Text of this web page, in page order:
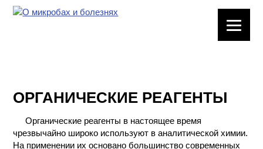
ВРЕДНЫЕ
ФАКТОРЫ
ОРГАНИЧЕСКИЕ РЕАГЕНТЫ
Органические реагенты в настоящее время
чрезвычайно широко используют в аналитической химии.
На применении их основано большинство современных